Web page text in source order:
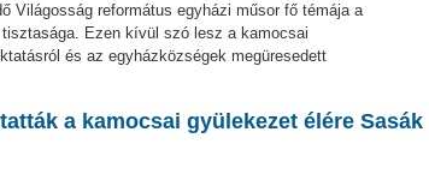
Világosság református egyházi műsor fő témája a
Ezen kívül szó lesz a kamocsai
és az egyházközségek megüresedett
a kamocsai gyülekezet élére Sasák